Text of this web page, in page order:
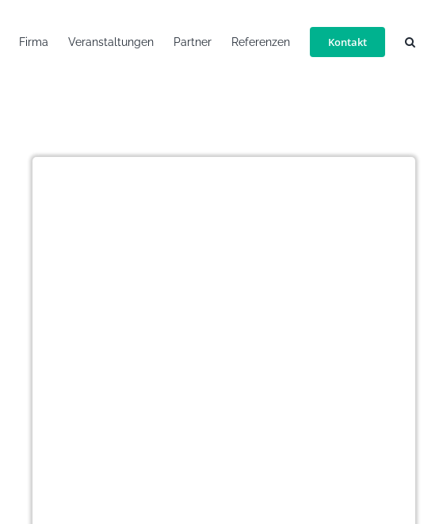
Firma Veranstaltungen Partner Referenzen Kontakt